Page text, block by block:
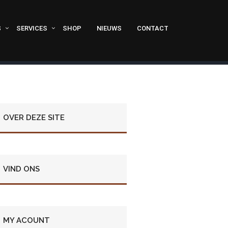
SERVICES SHOP NIEUWS CONTACT
OVER DEZE SITE
VIND ONS
MY ACOUNT